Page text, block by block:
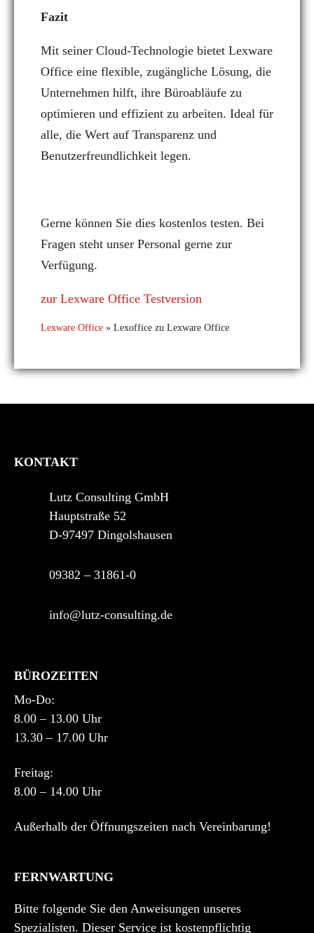
Fazit
Mit seiner Cloud-Technologie bietet Lexware
Office eine flexible, zugängliche Lösung, die
Unternehmen hilft, ihre Büroabläufe zu
optimieren und effizient zu arbeiten. Ideal für
alle, die Wert auf Transparenz und
Benutzerfreundlichkeit legen.
Gerne können Sie dies kostenlos testen. Bei
Fragen steht unser Personal gerne zur
Verfügung.
zur Lexware Office Testversion
Lexware Office» Lexoffice zu Lexware Office
KONTAKT
Lutz Consulting GmbH
Hauptstraße 52
D-97497 Dingolshausen
09382 – 31861-0
info@lutz-consulting.de
BÜROZEITEN
Mo-Do:
8.00 – 13.00 Uhr
13.30 – 17.00 Uhr
Freitag:
8.00 – 14.00 Uhr
Außerhalb der Öffnungszeiten nach Vereinbarung!
FERNWARTUNG
Bitte folgende Sie den Anweisungen unseres
Spezialisten. Dieser Service ist kostenpflichtig